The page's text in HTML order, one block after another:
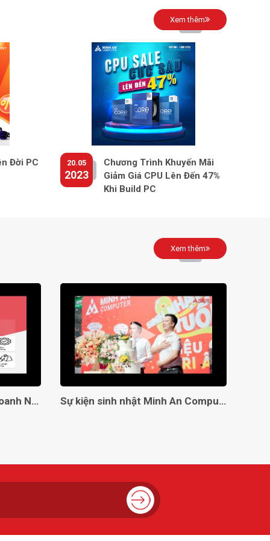
720p at 30 fps HD camera, single-
integrated microphone
1 SD Media Card Reader
(bản
Windows 11 Home + Office Home and
Height: 18.0 mm – 19.9 mm (0.71" – 0.78")
Width: 363.96 mm (14.33")
Depth: 249 mm (9.80")
Xem thêm
Đời PC 20.05
2023
Chương Trình Khuyến Mãi
Giảm Giá CPU Lên Đến 47%
Khi Build PC
Xem thêm
Giải Pháp Toàn Diện Cho Doanh Nghiệp Với Minh An Computer! Sự kiện sinh nhật Minh An Computer 8 tuổi